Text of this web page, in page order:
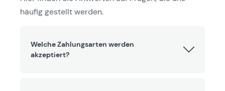
häufig gestellt werden.
Welche Zahlungsarten werden
akzeptiert?